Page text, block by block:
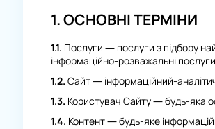
1. ОСНОВНІ ТЕРМІНИ
1.1. Послуги — послуги з підбору
інформаційно-розважальні
1.2. Сайт — інформаційний-
1.3. Користувач Сайту — будь-яка
1.4. Контент — будь-яке